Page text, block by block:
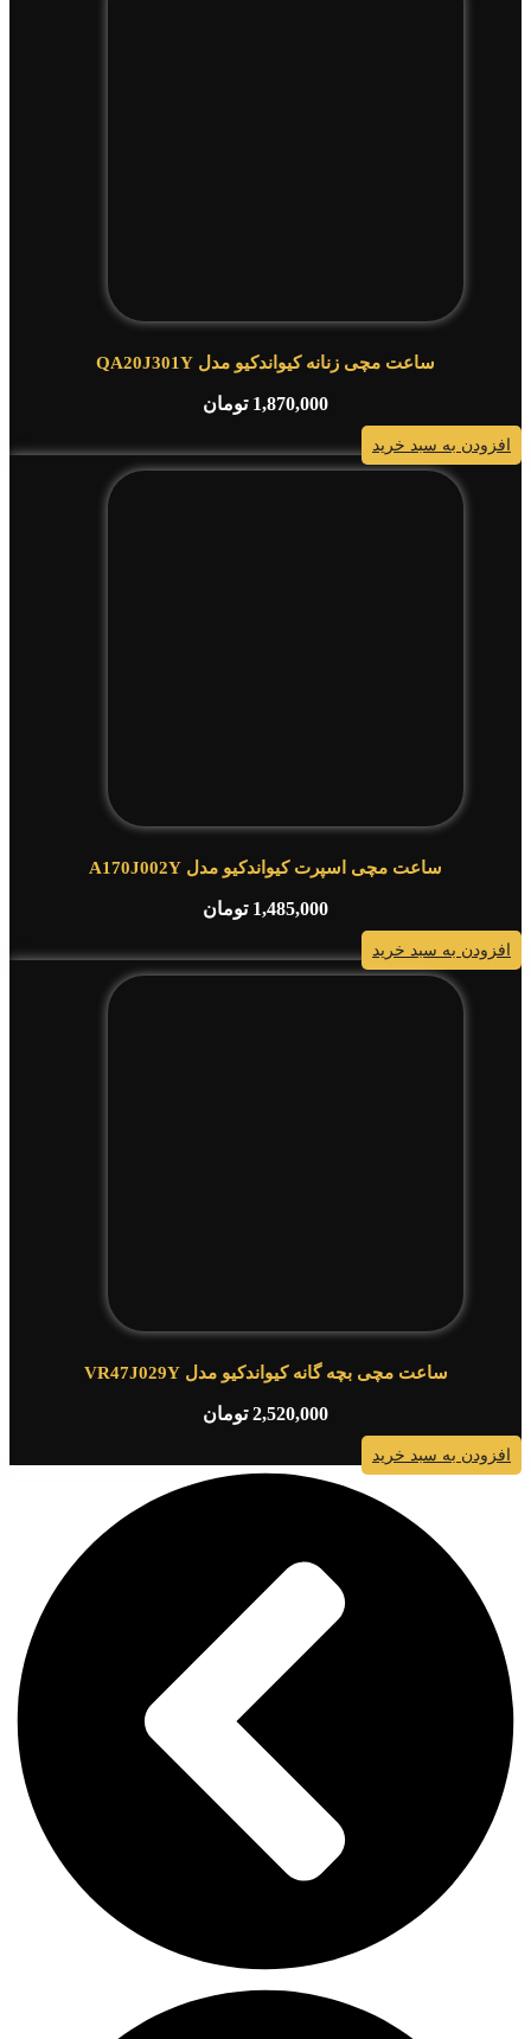
ساعت مچی زنانه کیواندکیو مدل QA20J301Y
1,870,000 تومان
افزودن به سبد خرید
ساعت مچی اسپرت کیواندکیو مدل A170J002Y
1,485,000 تومان
افزودن به سبد خرید
ساعت مچی بچه گانه کیواندکیو مدل VR47J029Y
2,520,000 تومان
افزودن به سبد خرید